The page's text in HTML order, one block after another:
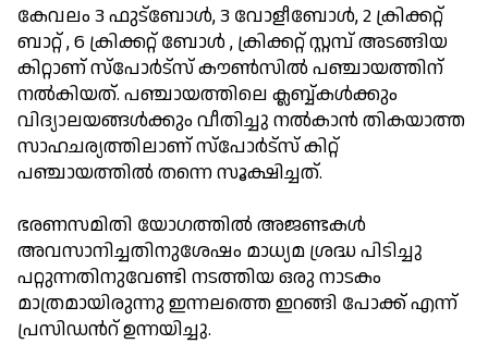
കേവലം 3 ഫുട്ബോൾ, 3 വോളീബോൾ, 2 ക്രിക്കറ്റ്
ബാറ്റ് , 6 ക്രിക്കറ്റ് ബോൾ , ക്രിക്കറ്റ് സ്റ്റമ്പ് അടങ്ങിയ
കിറ്റാണ് സ്പോർട്സ് കൗൺസിൽ പഞ്ചായത്തിന്
നൽകിയത്. പഞ്ചായത്തിലെ ക്ലബ്ബ്കൾക്കും
വിദ്യാലയങ്ങൾക്കും വീതിച്ചു നൽകാൻ തികയാത്ത
സാഹചര്യത്തിലാണ് സ്പോർട്സ് കിറ്റ്
പഞ്ചായത്തിൽ തന്നെ സൂക്ഷിച്ചത്.
ഭരണസമിതി യോഗത്തിൽ അജണ്ടകൾ
അവസാനിച്ചതിനുശേഷം മാധ്യമ ശ്രദ്ധ പിടിച്ചു
പറ്റുന്നതിനുവേണ്ടി നടത്തിയ ഒരു നാടകം
മാത്രമായിരുന്നു ഇന്നലത്തെ ഇറങ്ങി പോക്ക് എന്ന്
പ്രസിഡൻറ് ഉന്നയിച്ചു.